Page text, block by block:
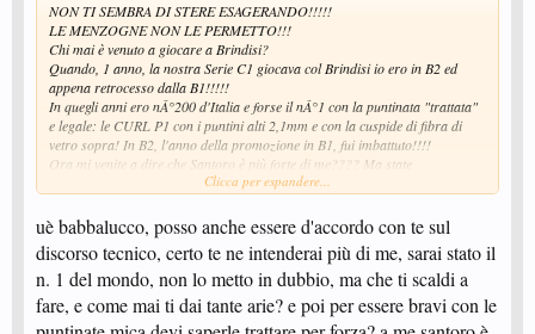
NON TI SEMBRA DI STERE ESAGERANDO!!!!!
LE MENZOGNE NON LE PERMETTO!!!
Chi mai è venuto a giocare a Brindisi?
Quando, 1 anno, la nostra Serie C1 giocava col Brindisi io ero in B2 ed
appena retrocesso dalla B1!!!!!
In quegli anni ero nÂ°200 d'Italia e forse il nÂ°1 con la puntinata "trattata"
e legale: le CURL P1 con i puntini alti 2,1mm e con la cuspide di fibra di
vetro sopra! In B2, l'anno della promozione in B1, fui imbattuto!!!!
Ora mi venite a dire che Santoro è più forte di me???? Ma state
gli danno e non ci capisce niente di block sul tavolo e tagli spinti con puntino
trattato!
Si trova qualche posizione sopra a me in classifica solo perchè io ho giocato
2 anni in serie C1 e lui in B2..........ma quest'anno lo vedete..
Confermo che lui per me è come un figlio più piccolo e sono protettivo nei
suoi confronti perchè non gli voglio male, anzi tutto il contrario ED HA
Clicca per espandere...
uè babbalucco, posso anche essere d'accordo con te sul
discorso tecnico, certo te ne intenderai più di me, sarai stato il
n. 1 del mondo, non lo metto in dubbio, ma che ti scaldi a
fare, e come mai ti dai tante arie? e poi per essere bravi con le